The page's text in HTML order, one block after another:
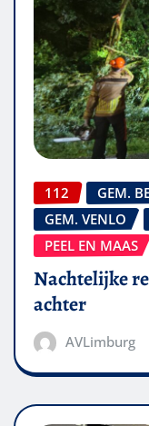
112 GEM.
GEM. VENLO
PEEL EN MAAS
Nachtelijke
achter
AVLimburg